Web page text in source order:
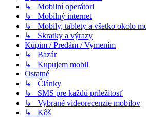
↳ Mobilní operátori
↳ Mobilný internet
↳ Mobily, tablety a všetko okolo
↳ Skratky a výrazy
Kúpim / Predám / Vymením
↳ Bazár
↳ Kupujem mobil
Ostatné
↳ Články
↳ SMS pre každú príležitosť
↳ Vybrané videorecenzie mobilov
↳ Kôš